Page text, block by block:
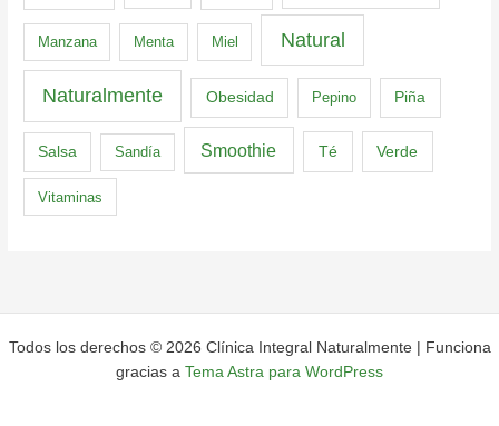
Manzana Menta Miel Natural
Naturalmente Obesidad Pepino Piña
Salsa Sandía Smoothie Té Verde
Vitaminas
Todos los derechos © 2026 Clínica Integral Naturalmente | Funciona
gracias a Tema Astra para WordPress